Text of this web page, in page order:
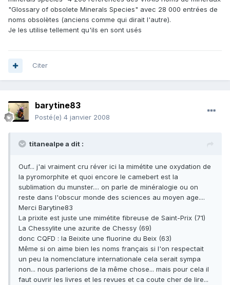
"Glossary of obsolete Minerals Species" avec 28 000 entrées de
noms obsolètes (anciens comme qui dirait l'autre).
Je les utilise tellement qu'ils en sont usés
Citer
barytine83
Posté(e) 4 janvier 2008
titanealpe a dit :
Ouf... j'ai vraiment cru réver ici la mimétite une oxydation de
la pyromorphite et quoi encore le camebert est la
sublimation du munster.... on parle de minéralogie ou on
reste dans l'obscur monde des sciences au moyen age....
Merci Barytine83
La prixite est juste une mimétite fibreuse de Saint-Prix (71)
La Chessylite une azurite de Chessy (69)
donc CQFD : la Beixite une fluorine du Beix (63)
Même si on aime bien les noms français si l'on respectait
un peu la nomenclature internationale cela serait sympa
non... nous parlerions de la même chose... mais pour cela il
faut ouvrir les livres et les revues et ca coute cher de lire...